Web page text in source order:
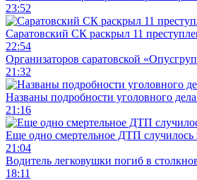
23:52
Саратовский СК раскрыл 11
22:54
Организаторов саратовской
21:32
Названы подробности уголовного
21:16
Еще одно смертельное ДТП случилось
21:04
Водитель легковушки погиб в
18:11